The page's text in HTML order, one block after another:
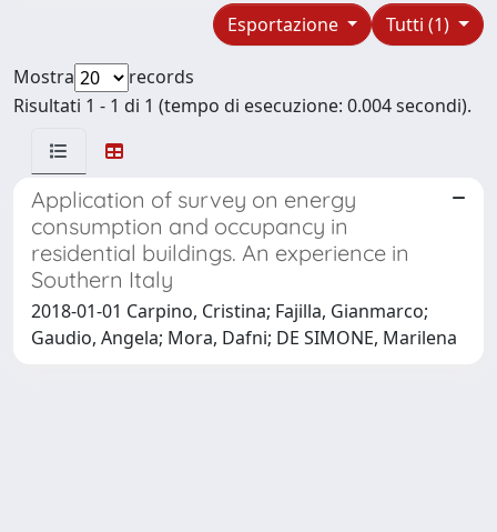
Tutti (1)
Esportazione
Mostra
records
Risultati 1 - 1 di 1 (tempo di esecuzione: 0.004 secondi).
Application of survey on energy
consumption and occupancy in
residential buildings. An experience in
Southern Italy
2018-01-01 Carpino, Cristina; Fajilla, Gianmarco;
Gaudio, Angela; Mora, Dafni; DE SIMONE, Marilena